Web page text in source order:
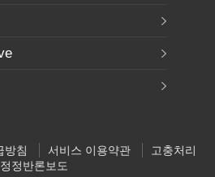
방침 서비스 이용약관
고충처리
정정반론보도